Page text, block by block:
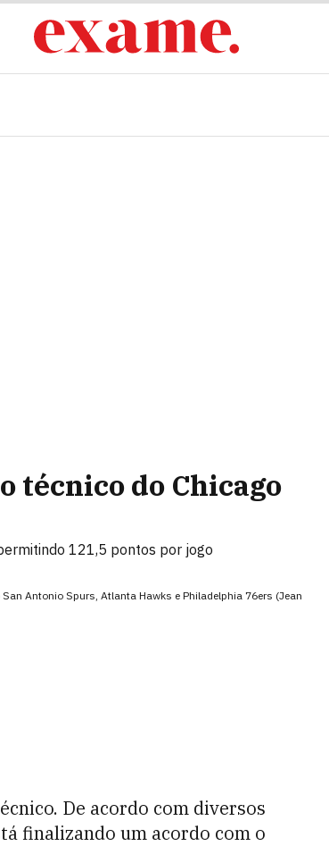
técnico do Chicago
121,5 pontos por jogo
Antonio Spurs, Atlanta Hawks e Philadelphia 76ers (Jean
De acordo com diversos
finalizando um acordo com o